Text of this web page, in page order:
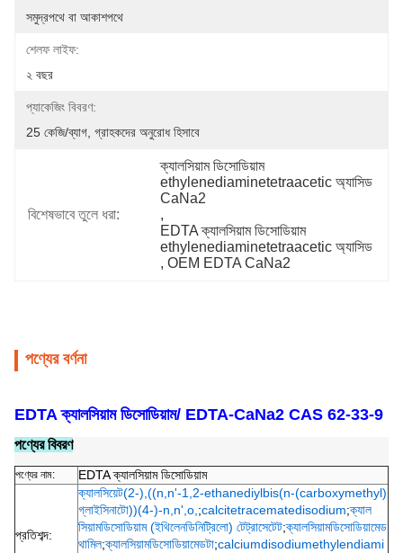
সমুদ্রপথে বা আকাশপথে
শেলফ লাইফ:
২ বছর
প্যাকেজিং বিবরণ:
25 কেজি/ব্যাগ, গ্রাহকদের অনুরোধ হিসাবে
বিশেষভাবে তুলে ধরা:
ক্যালসিয়াম ডিসোডিয়াম
ethylenediaminetetraacetic অ্যাসিড
CaNa2
,
EDTA ক্যালসিয়াম ডিসোডিয়াম
ethylenediaminetetraacetic অ্যাসিড
, OEM EDTA CaNa2
পণ্যের বর্ণনা
EDTA ক্যালসিয়াম ডিসোডিয়াম/ EDTA-CaNa2 CAS 62-33-9
পণ্যের বিবরণ
পণ্যের নাম: EDTA ক্যালসিয়াম ডিসোডিয়াম
প্রতিশব্দ:
ক্যালসিয়েট(2-),((n,n'-1,2-ethanediylbis(n-(carboxymethyl)
গ্লাইসিনাটো))(4-)-n,n',o, ;calcitetracematedisodium;ক্যাল
সিয়ামডিসোডিয়াম (ইথিলেনডিনিট্রিলো) টেট্রাসেটেট;ক্যালসিয়ামডিসোডিয়ামেড
থামিল;ক্যালসিয়ামডিসোডিয়ামেডটা;calciumdisodiumethylendiami